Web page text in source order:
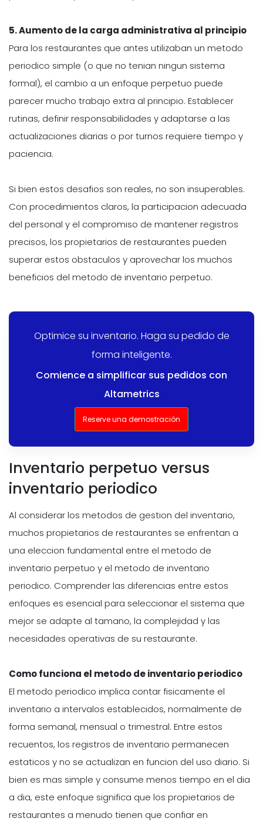
5. Aumento de la carga administrativa al principio
Para los restaurantes que antes utilizaban un metodo
periodico simple (o que no tenian ningun sistema
formal), el cambio a un enfoque perpetuo puede
parecer mucho trabajo extra al principio. Establecer
rutinas, definir responsabilidades y adaptarse a las
actualizaciones diarias o por turnos requiere tiempo y
paciencia.
Si bien estos desafios son reales, no son insuperables.
Con procedimientos claros, la participacion adecuada
del personal y el compromiso de mantener registros
precisos, los propietarios de restaurantes pueden
superar estos obstaculos y aprovechar los muchos
beneficios del metodo de inventario perpetuo.
Optimice su inventario. Haga su pedido de
forma inteligente.
Comience a simplificar sus pedidos con
Altametrics
Reserve una demostración
Inventario perpetuo versus
inventario periodico
Al considerar los metodos de gestion del inventario,
muchos propietarios de restaurantes se enfrentan a
una eleccion fundamental entre el metodo de
inventario perpetuo y el metodo de inventario
periodico. Comprender las diferencias entre estos
enfoques es esencial para seleccionar el sistema que
mejor se adapte al tamano, la complejidad y las
necesidades operativas de su restaurante.
Como funciona el metodo de inventario periodico
El metodo periodico implica contar fisicamente el
inventario a intervalos establecidos, normalmente de
forma semanal, mensual o trimestral. Entre estos
recuentos, los registros de inventario permanecen
estaticos y no se actualizan en funcion del uso diario. Si
bien es mas simple y consume menos tiempo en el dia
a dia, este enfoque significa que los propietarios de
restaurantes a menudo tienen que confiar en